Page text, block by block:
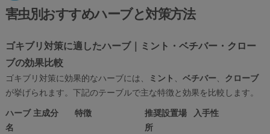
害虫別おすすめハーブと対策方法
ゴキブリ対策に適したハーブ｜ミント・ベチバー・クロー
ブの効果比較
ゴキブリ対策に効果的なハーブには、 ミント ベチバー、 クローブ
が挙げられます。下記のテーブルで主な特徴と効果を比較します。
ハーブ
名
主成分 特徴
推奨設置場
所
入手性